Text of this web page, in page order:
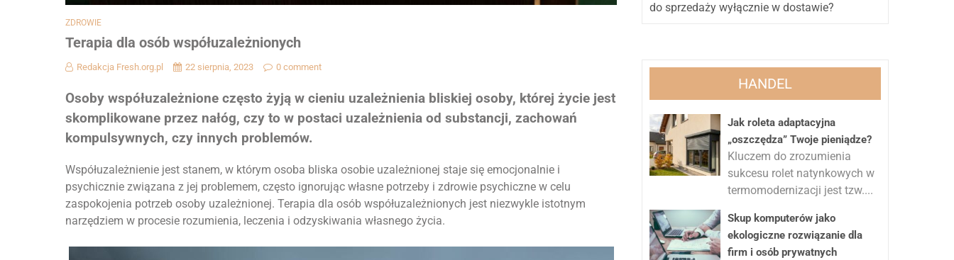
ZDROWIE
Terapia dla osób współuzależnionych
Redakcja Fresh.org.pl 22 sierpnia, 2023 0 comment
Osoby współuzależnione często żyją w cieniu uzależnienia bliskiej osoby, której życie jest
skomplikowane przez nałóg, czy to w postaci uzależnienia od substancji, zachowań
kompulsywnych, czy innych problemów.
Współuzależnienie jest stanem, w którym osoba bliska osobie uzależnionej staje się emocjonalnie i
psychicznie związana z jej problemem, często ignorując własne potrzeby i zdrowie psychiczne w celu
zaspokojenia potrzeb osoby uzależnionej. Terapia dla osób współuzależnionych jest niezwykle istotnym
narzędziem w procesie rozumienia, leczenia i odzyskiwania własnego życia.
do sprzedaży wyłącznie w dostawie?
HANDEL
Jak roleta adaptacyjna
„oszczędza” Twoje pieniądze?
Kluczem do zrozumienia
sukcesu rolet natynkowych w
termomodernizacji jest tzw....
Skup komputerów jako
ekologiczne rozwiązanie dla
firm i osób prywatnych